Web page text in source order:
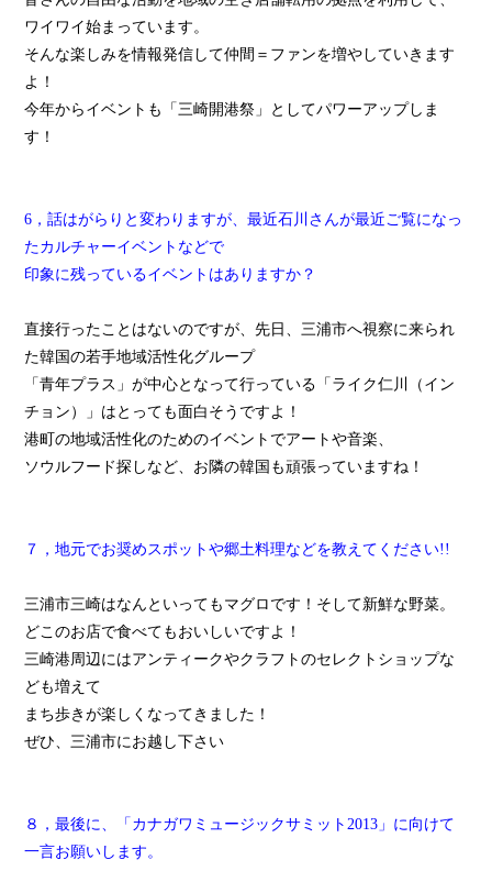
ワイワイ始まっています。
そんな楽しみを情報発信して仲間＝ファンを増やしていきます
よ！
今年からイベントも「三崎開港祭」としてパワーアップしま
す！
6，話はがらりと変わりますが、最近石川さんが最近ご覧になっ
たカルチャーイベントなどで
印象に残っているイベントはありますか？
直接行ったことはないのですが、先日、三浦市へ視察に来られ
た韓国の若手地域活性化グループ
「青年プラス」が中心となって行っている「ライク仁川（イン
チョン）」はとっても面白そうですよ！
港町の地域活性化のためのイベントでアートや音楽、
ソウルフード探しなど、お隣の韓国も頑張っていますね！
７，地元でお奨めスポットや郷土料理などを教えてください!!
三浦市三崎はなんといってもマグロです！そして新鮮な野菜。
どこのお店で食べてもおいしいですよ！
三崎港周辺にはアンティークやクラフトのセレクトショップな
ども増えて
まち歩きが楽しくなってきました！
ぜひ、三浦市にお越し下さい
８，最後に、「カナガワミュージックサミット2013」に向けて
一言お願いします。